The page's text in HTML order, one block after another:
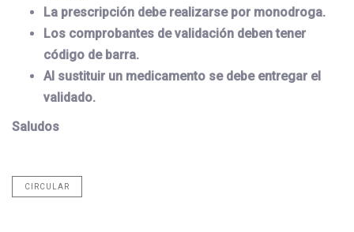
La prescripción debe realizarse por monodroga.
Los comprobantes de validación deben tener
código de barra.
Al sustituir un medicamento se debe entregar el
validado.
Saludos
CIRCULAR